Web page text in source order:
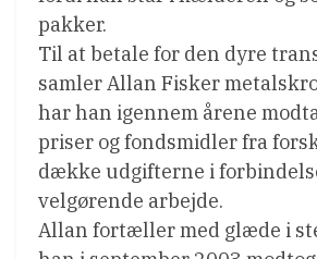
pakker.
Til at betale for den dyre
samler Allan Fisker
har han igennem årene
priser og fondsmidler fra
dække udgifterne i
velgørende arbejde.
Allan fortæller med glæde i